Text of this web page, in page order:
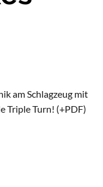
am Schlagzeug mit
Triple Turn! (+PDF)